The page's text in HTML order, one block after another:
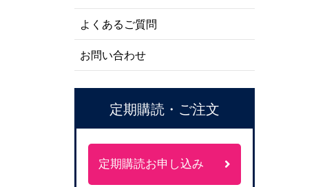
よくあるご質問
お問い合わせ
定期購読・ご注文
定期購読お申し込み